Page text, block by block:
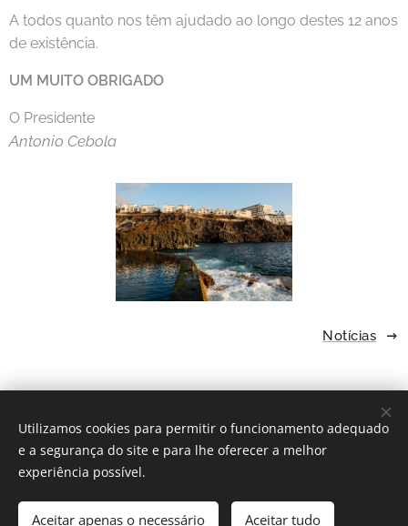
A todos quanto nos têm ajudado ao longo destes 12 anos
de existência.
UM MUITO OBRIGADO
O Presidente
Antonio Cebola
Notícias
© 2025 Despertar |
Utilizamos cookies para permitir o funcionamento adequado
e a segurança do site e para lhe oferecer a melhor
experiência possível.
Aceitar apenas o necessário Aceitar tudo